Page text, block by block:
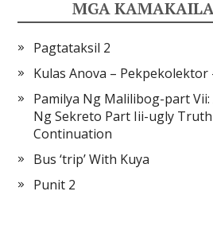
MGA
Pagtataksil 2
Kulas Anova – Pekpekolektor
Pamilya Ng Malilibog-part
Ng Sekreto Part Iii-ugly
Continuation
Bus ‘trip’ With Kuya
Punit 2